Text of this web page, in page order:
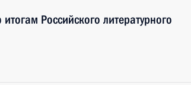
Российского литературного